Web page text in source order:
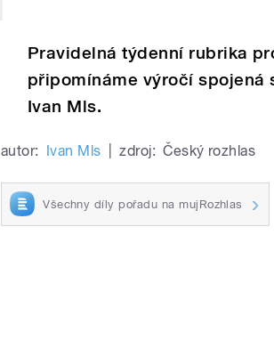
Pravidelná týdenní rubrika
připomínáme výročí spojená
Ivan Mls.
autor: Ivan Mls zdroj: Český rozhlas
Všechny díly pořadu na mujRozhlas